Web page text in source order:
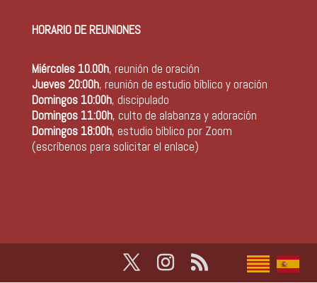
HORARIO DE REUNIONES
Miércoles 10.00h, reunión de oración
Jueves 20:00h, reunión de estudio bíblico y oración
Domingos 10:00h, discipulado
Domingos 11:00h, culto de alabanza y adoración
Domingos 18:00h, estudio bíblico por Zoom
(escríbenos para solicitar el enlace)